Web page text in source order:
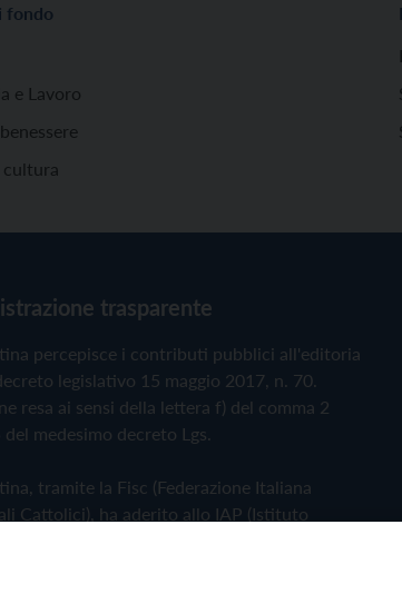
fondo
e Lavoro
cultura
trasparente
percepisce i contributi pubblici all'editoria
legislativo 15 maggio 2017, n. 70.
resa ai sensi della lettera f) del comma 2
medesimo decreto Lgs.
tramite la Fisc (Federazione Italiana
Cattolici), ha aderito allo IAP (Istituto